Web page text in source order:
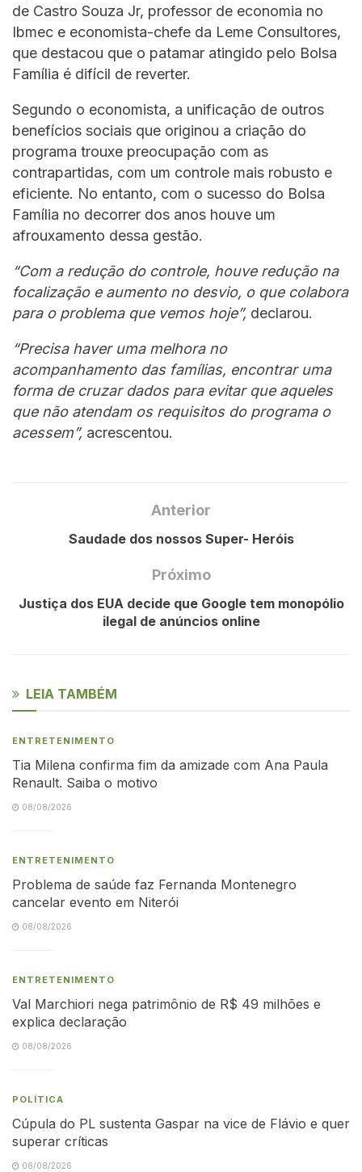
de Castro Souza Jr, professor de economia no
Ibmec e economista-chefe da Leme Consultores,
que destacou que o patamar atingido pelo Bolsa
Família é difícil de reverter.
Segundo o economista, a unificação de outros
benefícios sociais que originou a criação do
programa trouxe preocupação com as
contrapartidas, com um controle mais robusto e
eficiente. No entanto, com o sucesso do Bolsa
Família no decorrer dos anos houve um
afrouxamento dessa gestão.
“Com a redução do controle, houve redução na
focalização e aumento no desvio, o que colabora
para o problema que vemos hoje”, declarou.
“Precisa haver uma melhora no
acompanhamento das famílias, encontrar uma
forma de cruzar dados para evitar que aqueles
que não atendam os requisitos do programa o
acessem”, acrescentou.
Anterior
Saudade dos nossos Super- Heróis
Próximo
Justiça dos EUA decide que Google tem monopólio
ilegal de anúncios online
LEIA TAMBÉM
ENTRETENIMENTO
Tia Milena confirma fim da amizade com Ana Paula
Renault. Saiba o motivo
08/08/2026
ENTRETENIMENTO
Problema de saúde faz Fernanda Montenegro
cancelar evento em Niterói
08/08/2026
ENTRETENIMENTO
Val Marchiori nega patrimônio de R$ 49 milhões e
explica declaração
08/08/2026
POLÍTICA
Cúpula do PL sustenta Gaspar na vice de Flávio e quer
superar críticas
08/08/2026